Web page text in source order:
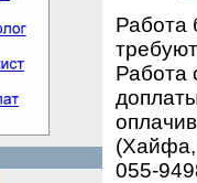
Работа
Работа
(Хайфа,
055-